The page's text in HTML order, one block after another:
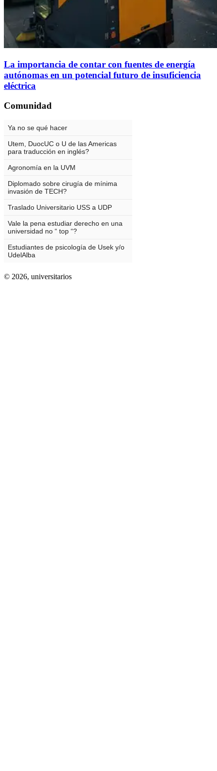
La importancia de contar con fuentes de energía
autónomas en un potencial futuro de insuficiencia
eléctrica
Comunidad
© 2026, universitarios